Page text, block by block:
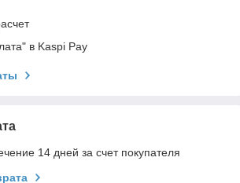
в Kaspi Pay
14 дней за счет покупателя